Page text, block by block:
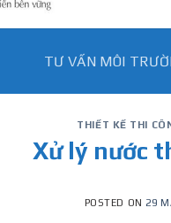
TƯ VẤN MÔI
THIẾT KẾ THI
Xử lý nước
POSTED ON 29